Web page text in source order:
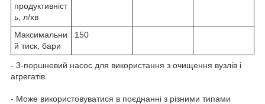
продуктивніст
ь, л/хв
Максимальни
й тиск, бари
150
- 3-поршневий насос для використання з очищення вузлів і
агрегатів.
- Може використовуватися в поєднанні з різними типами